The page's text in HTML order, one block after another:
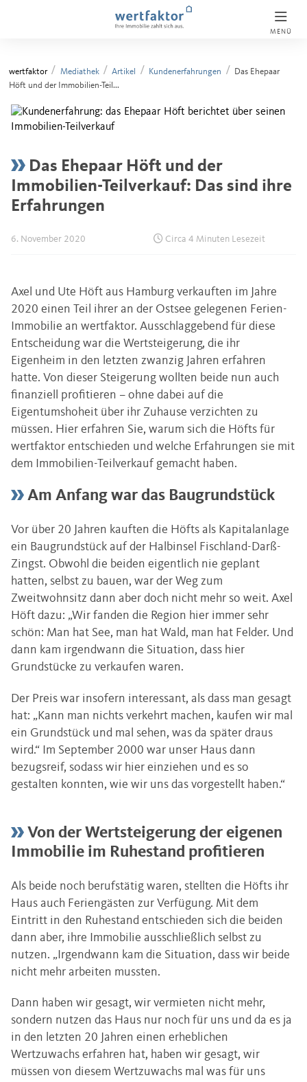
MENÜ
wertfaktor Mediathek Artikel Kundenerfahrungen
Das Ehepaar
Höft und der Immobilien-Teil...
Das Ehepaar Höft und der
Immobilien-Teilverkauf: Das sind ihre
Erfahrungen
6. November 2020 Circa 4 Minuten Lesezeit
Axel und Ute Höft aus Hamburg verkauften im Jahre
2020 einen Teil ihrer an der Ostsee gelegenen Ferien-
Immobilie an wertfaktor. Ausschlaggebend für diese
Entscheidung war die Wertsteigerung, die ihr
Eigenheim in den letzten zwanzig Jahren erfahren
hatte. Von dieser Steigerung wollten beide nun auch
finanziell profitieren – ohne dabei auf die
Eigentumshoheit über ihr Zuhause verzichten zu
müssen. Hier erfahren Sie, warum sich die Höfts für
wertfaktor entschieden und welche Erfahrungen sie mit
dem Immobilien-Teilverkauf gemacht haben.
Am Anfang war das Baugrundstück
Vor über 20 Jahren kauften die Höfts als Kapitalanlage
ein Baugrundstück auf der Halbinsel Fischland-Darß-
Zingst. Obwohl die beiden eigentlich nie geplant
hatten, selbst zu bauen, war der Weg zum
Zweitwohnsitz dann aber doch nicht mehr so weit. Axel
Höft dazu: „Wir fanden die Region hier immer sehr
schön: Man hat See, man hat Wald, man hat Felder. Und
dann kam irgendwann die Situation, dass hier
Grundstücke zu verkaufen waren.
Der Preis war insofern interessant, als dass man gesagt
hat: „Kann man nichts verkehrt machen, kaufen wir mal
ein Grundstück und mal sehen, was da später draus
wird.“ Im September 2000 war unser Haus dann
bezugsreif, sodass wir hier einziehen und es so
gestalten konnten, wie wir uns das vorgestellt haben.“
Von der Wertsteigerung der eigenen
Immobilie im Ruhestand profitieren
Als beide noch berufstätig waren, stellten die Höfts ihr
Haus auch Feriengästen zur Verfügung. Mit dem
Eintritt in den Ruhestand entschieden sich die beiden
dann aber, ihre Immobilie ausschließlich selbst zu
nutzen. „Irgendwann kam die Situation, dass wir beide
nicht mehr arbeiten mussten.
Dann haben wir gesagt, wir vermieten nicht mehr,
sondern nutzen das Haus nur noch für uns und da es ja
in den letzten 20 Jahren einen erheblichen
Wertzuwachs erfahren hat, haben wir gesagt, wir
müssen von diesem Wertzuwachs mal was für uns